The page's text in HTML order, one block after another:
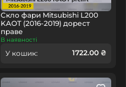
Скло фари Mitsubishi L200
KAOT (2016-2019) дорест
праве
В наявності
У кошик: 1722.00 ₴